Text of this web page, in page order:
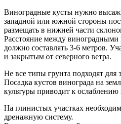
Виноградные кусты нужно
западной или южной стороны
размещать в нижней части
Расстояние между виноградными
должно составлять 3-6 метров.
и закрытым от северного ветра.
Не все типы грунта подходят для
Посадка кустов винограда на
культуры приводит к
На глинистых участках
дренажную систему.